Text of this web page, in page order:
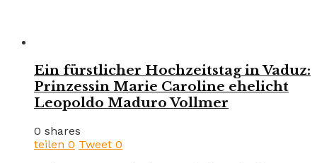
Ein fürstlicher Hochzeitstag in Vaduz:
Prinzessin Marie Caroline ehelicht
Leopoldo Maduro Vollmer
0 shares
teilen 0 Tweet 0